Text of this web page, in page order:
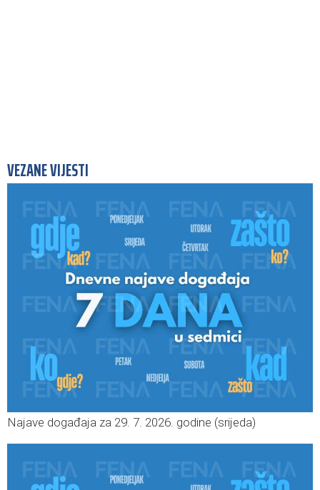
VEZANE VIJESTI
Najave događaja za 29. 7. 2026. godine (srijeda)